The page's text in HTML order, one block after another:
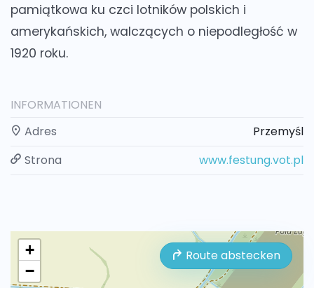
pamiątkowa ku czci lotników polskich i
amerykańskich, walczących o niepodległość w
1920 roku.
INFORMATIONEN
Adres
Przemyśl
Strona
www.festung.vot.pl
Route abstecken
+
−